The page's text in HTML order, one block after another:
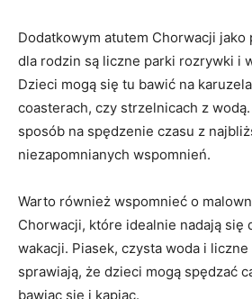
Dodatkowym‍ atutem⁢ Chorwacji
⁢dla rodzin są liczne parki rozrywki⁣ i
Dzieci ⁤mogą się tu ⁢bawić ⁢na
‍coasterach, czy‍ strzelnicach⁤ z⁤ wodą.
sposób ‌na ‌spędzenie czasu z
niezapomnianych wspomnień.
Warto również‌ wspomnieć o
Chorwacji, które⁤ idealnie nadają się⁤
‍wakacji. ⁢Piasek, czysta⁤ woda i
sprawiają, że⁣ dzieci mogą spędzać
bawiąc się i ⁤kąpiąc.